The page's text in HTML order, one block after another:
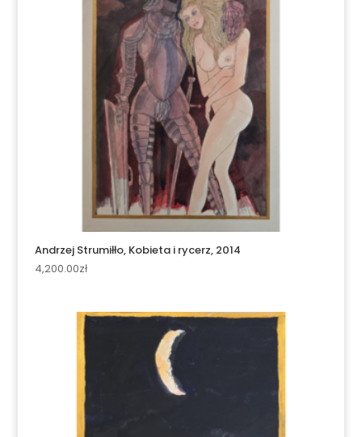
Andrzej Strumiłło, Kobieta i rycerz, 2014
4,200.00zł